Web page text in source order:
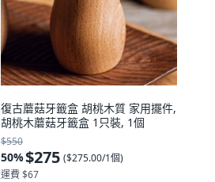
復古蘑菇牙籤盒 胡桃木質 家用擺件,
胡桃木蘑菇牙籤盒 1只裝, 1個
$550
50%$275 ($275.00/1個)
運費 $67